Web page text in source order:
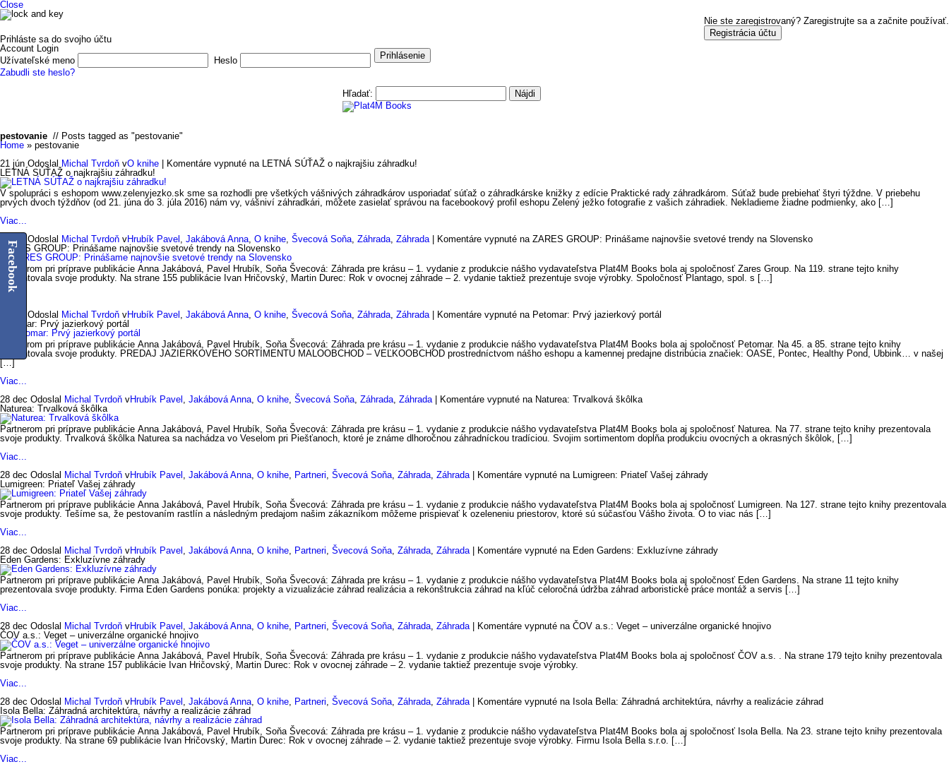
Close
Nie ste zaregistrovaný? Zaregistrujte sa a začnite používať.
Registrácia účtu
Prihláste sa do svojho účtu
Account Login
Užívateľské meno
Heslo
Prihlásenie
Zabudli ste heslo?
Hľadať:
pestovanie // Posts tagged as "pestovanie"
Home » pestovanie
21 jún Odoslal Michal Tvrdoň vO knihe Komentáre vypnuté na LETNÁ SÚŤAŽ o najkrajšiu záhradku!
LETNÁ SÚŤAŽ o najkrajšiu záhradku!
V spolupráci s eshopom www.zelenyjezko.sk sme sa rozhodli pre všetkých vášnivých záhradkárov usporiadať súťaž o záhradkárske knižky z edície Praktické rady záhradkárom. Súťaž bude prebiehať štyri týždne. V priebehu
prvých dvoch týždňov (od 21. júna do 3. júla 2016) nám vy, vášniví záhradkári, môžete zasielať správou na facebookový profil eshopu Zelený ježko fotografie z vašich záhradiek. Nekladieme žiadne podmienky, ako […]
Viac...
28 jan
Odoslal Michal Tvrdoň vHrubík Pavel , Jakábová Anna, O knihe, Švecová Soňa, Záhrada, Záhrada| Komentáre vypnuté na ZARES GROUP: Prinášame najnovšie svetové trendy na Slovensko
ZARES GROUP: Prinášame najnovšie svetové trendy na Slovensko
Partnerom pri príprave publikácie Anna Jakábová, Pavel Hrubík, Soňa Švecová: Záhrada pre krásu – 1. vydanie z produkcie nášho vydavateľstva Plat4M Books bola aj spoločnosť Zares Group. Na 119. strane tejto knihy
prezentovala svoje produkty. Na strane 155 publikácie Ivan Hričovský, Martin Durec: Rok v ovocnej záhrade – 2. vydanie taktiež prezentuje svoje výrobky. Spoločnosť Plantago, spol. s […]
Odoslal Michal Tvrdoň vHrubík Pavel , Jakábová Anna, O knihe, Švecová Soňa, Záhrada, Záhrada| Komentáre vypnuté na Petomar: Prvý jazierkový portál
Petomar: Prvý jazierkový portál
Partnerom pri príprave publikácie Anna Jakábová, Pavel Hrubík, Soňa Švecová: Záhrada pre krásu – 1. vydanie z produkcie nášho vydavateľstva Plat4M Books bola aj spoločnosť Petomar. Na 45. a 85. strane tejto knihy
prezentovala svoje produkty. PREDAJ JAZIERKOVÉHO SORTIMENTU MALOOBCHOD – VEĽKOOBCHOD prostredníctvom nášho eshopu a kamennej predajne distribúcia značiek: OASE, Pontec, Healthy Pond, Ubbink… v našej
[…]
Viac...
28 dec Odoslal Michal Tvrdoň vHrubík Pavel , Jakábová Anna, O knihe, Švecová Soňa, Záhrada, Záhrada| Komentáre vypnuté na Naturea: Trvalková škôlka
Naturea: Trvalková škôlka
Partnerom pri príprave publikácie Anna Jakábová, Pavel Hrubík, Soňa Švecová: Záhrada pre krásu – 1. vydanie z produkcie nášho vydavateľstva Plat4M Books bola aj spoločnosť Naturea. Na 77. strane tejto knihy prezentovala
svoje produkty. Trvalková škôlka Naturea sa nachádza vo Veselom pri Piešťanoch, ktoré je známe dlhoročnou záhradníckou tradíciou. Svojim sortimentom dopĺňa produkciu ovocných a okrasných škôlok, […]
Viac...
28 dec Odoslal Michal Tvrdoň vHrubík Pavel , Jakábová Anna, O knihe, Partneri, Švecová Soňa, Záhrada, Záhrada| Komentáre vypnuté na Lumigreen: Priateľ Vašej záhrady
Lumigreen: Priateľ Vašej záhrady
Partnerom pri príprave publikácie Anna Jakábová, Pavel Hrubík, Soňa Švecová: Záhrada pre krásu – 1. vydanie z produkcie nášho vydavateľstva Plat4M Books bola aj spoločnosť Lumigreen. Na 127. strane tejto knihy prezentovala
svoje produkty. Tešíme sa, že pestovaním rastlín a následným predajom našim zákazníkom môžeme prispievať k ozeleneniu priestorov, ktoré sú súčasťou Vášho života. O to viac nás […]
Viac...
28 dec Odoslal Michal Tvrdoň vHrubík Pavel , Jakábová Anna, O knihe, Partneri, Švecová Soňa, Záhrada, Záhrada| Komentáre vypnuté na Eden Gardens: Exkluzívne záhrady
Eden Gardens: Exkluzívne záhrady
Partnerom pri príprave publikácie Anna Jakábová, Pavel Hrubík, Soňa Švecová: Záhrada pre krásu – 1. vydanie z produkcie nášho vydavateľstva Plat4M Books bola aj spoločnosť Eden Gardens. Na strane 11 tejto knihy
prezentovala svoje produkty. Firma Eden Gardens ponúka: projekty a vizualizácie záhrad realizácia a rekonštrukcia záhrad na kľúč celoročná údržba záhrad arboristické práce montáž a servis […]
Viac...
28 dec Odoslal Michal Tvrdoň vHrubík Pavel , Jakábová Anna, O knihe, Partneri, Švecová Soňa, Záhrada, Záhrada| Komentáre vypnuté na ČOV a.s.: Veget – univerzálne organické hnojivo
ČOV a.s.: Veget – univerzálne organické hnojivo
Partnerom pri príprave publikácie Anna Jakábová, Pavel Hrubík, Soňa Švecová: Záhrada pre krásu – 1. vydanie z produkcie nášho vydavateľstva Plat4M Books bola aj spoločnosť ČOV a.s. . Na strane 179 tejto knihy prezentovala
svoje produkty. Na strane 157 publikácie Ivan Hričovský, Martin Durec: Rok v ovocnej záhrade – 2. vydanie taktiež prezentuje svoje výrobky.
Viac...
28 dec Odoslal Michal Tvrdoň vHrubík Pavel , Jakábová Anna, O knihe, Partneri, Švecová Soňa, Záhrada, Záhrada| Komentáre vypnuté na Isola Bella: Záhradná architektúra, návrhy a realizácie záhrad
Isola Bella: Záhradná architektúra, návrhy a realizácie záhrad
Partnerom pri príprave publikácie Anna Jakábová, Pavel Hrubík, Soňa Švecová: Záhrada pre krásu – 1. vydanie z produkcie nášho vydavateľstva Plat4M Books bola aj spoločnosť Isola Bella. Na 23. strane tejto knihy prezentovala
svoje produkty. Na strane 69 publikácie Ivan Hričovský, Martin Durec: Rok v ovocnej záhrade – 2. vydanie taktiež prezentuje svoje výrobky. Firmu Isola Bella s.r.o. […]
Viac...
Facebook